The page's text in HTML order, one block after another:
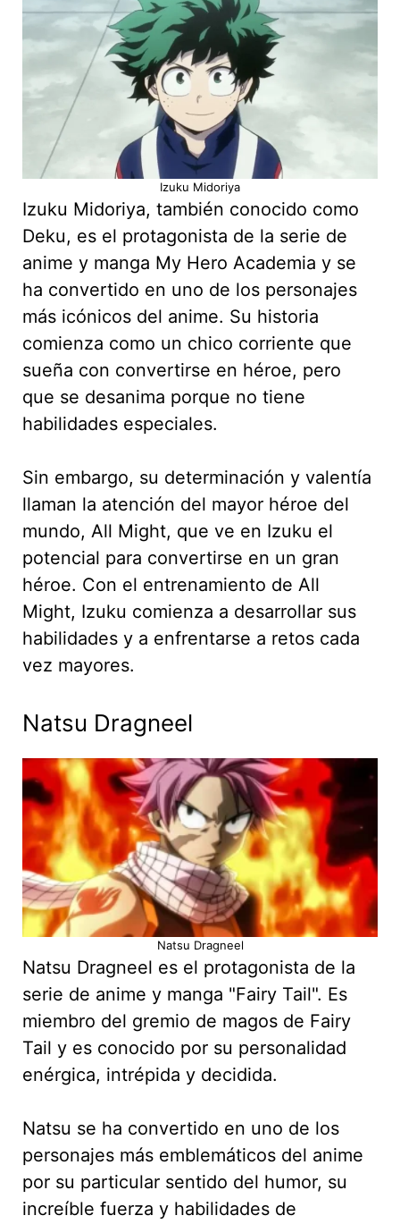
Izuku Midoriya
Izuku Midoriya, también conocido como
Deku, es el protagonista de la serie de
anime y manga My Hero Academia y se
ha convertido en uno de los personajes
más icónicos del anime. Su historia
comienza como un chico corriente que
sueña con convertirse en héroe, pero
que se desanima porque no tiene
habilidades especiales.
Sin embargo, su determinación y valentía
llaman la atención del mayor héroe del
mundo, All Might, que ve en Izuku el
potencial para convertirse en un gran
héroe. Con el entrenamiento de All
Might, Izuku comienza a desarrollar sus
habilidades y a enfrentarse a retos cada
vez mayores.
Natsu Dragneel
Natsu Dragneel
Natsu Dragneel es el protagonista de la
serie de anime y manga "Fairy Tail". Es
miembro del gremio de magos de Fairy
Tail y es conocido por su personalidad
enérgica, intrépida y decidida.
Natsu se ha convertido en uno de los
personajes más emblemáticos del anime
por su particular sentido del humor, su
increíble fuerza y habilidades de